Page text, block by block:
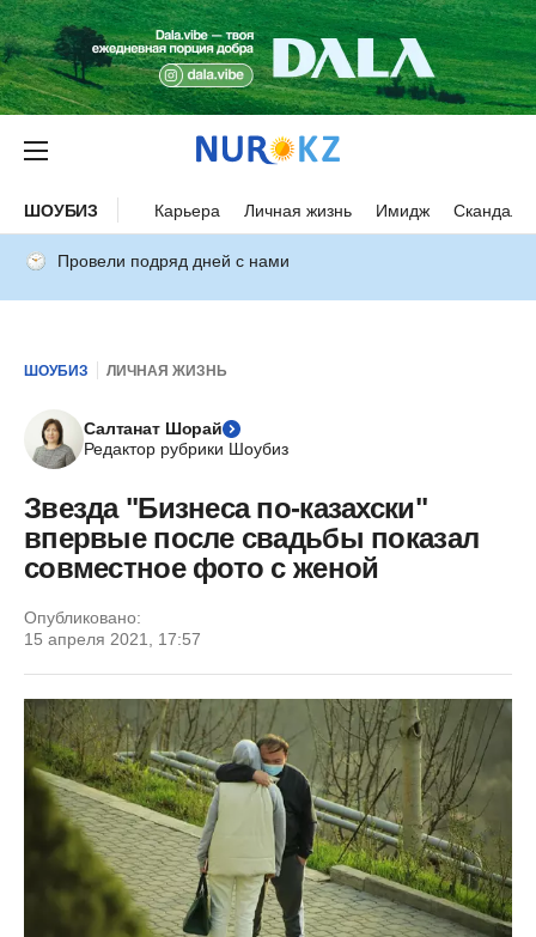
ШОУБИЗ Карьера Личная жизнь Имидж Скандалы
Провели подряд дней с нами
ШОУБИЗ ЛИЧНАЯ ЖИЗНЬ
Салтанат Шорай
Редактор рубрики Шоубиз
Звезда "Бизнеса по-казахски"
впервые после свадьбы показал
совместное фото с женой
Опубликовано:
15 апреля 2021, 17:57